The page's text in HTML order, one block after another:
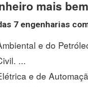
mais
7 engenharias
e do
...
e de